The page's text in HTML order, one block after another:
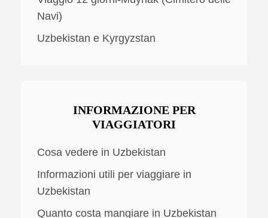
Navi)
Uzbekistan e Kyrgyzstan
INFORMAZIONE PER
VIAGGIATORI
Cosa vedere in Uzbekistan
Informazioni utili per viaggiare in
Uzbekistan
Quanto costa mangiare in Uzbekistan